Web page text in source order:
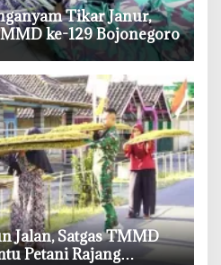
Tikar Janur,
ke-129 Bojonegoro
Jalan, Satgas TMMD
Petani Rajang